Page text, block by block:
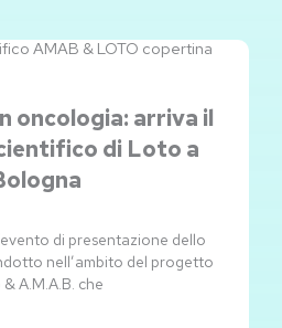
oncologia: arriva il
di Loto a
di presentazione dello
nell’ambito del progetto
A.M.A.B. che